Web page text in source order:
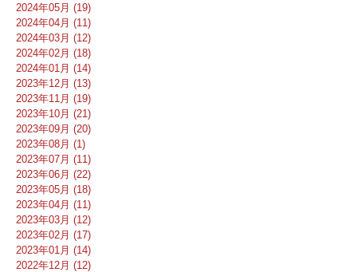
2024年05月 (19)
2024年04月 (11)
2024年03月 (12)
2024年02月 (18)
2024年01月 (14)
2023年12月 (13)
2023年11月 (19)
2023年10月 (21)
2023年09月 (20)
2023年08月 (1)
2023年07月 (11)
2023年06月 (22)
2023年05月 (18)
2023年04月 (11)
2023年03月 (12)
2023年02月 (17)
2023年01月 (14)
2022年12月 (12)